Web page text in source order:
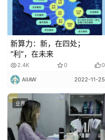
新算力：新，在四处；
“利”，在未来
2.4K 0 0
AIIAW 2022-11-25
业界